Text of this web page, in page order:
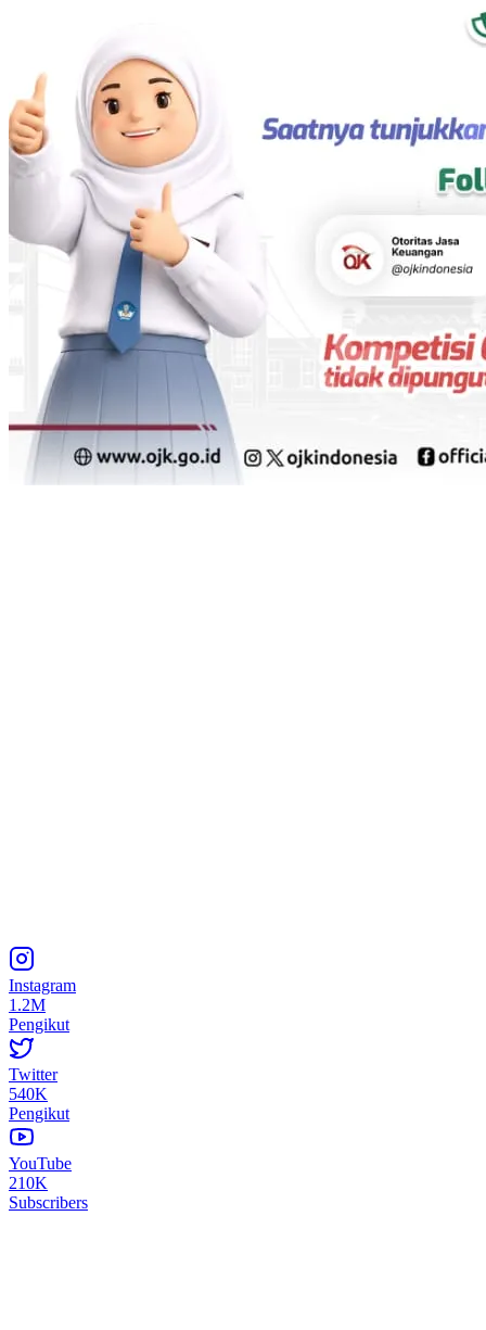
Instagram
1.2M
Pengikut
Twitter
540K
Pengikut
YouTube
210K
Subscribers